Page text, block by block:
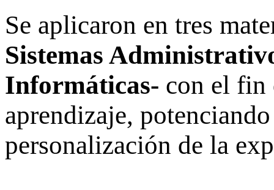
Se aplicaron en tres
Sistemas
Informáticas- con el fin
aprendizaje,
personalización de la